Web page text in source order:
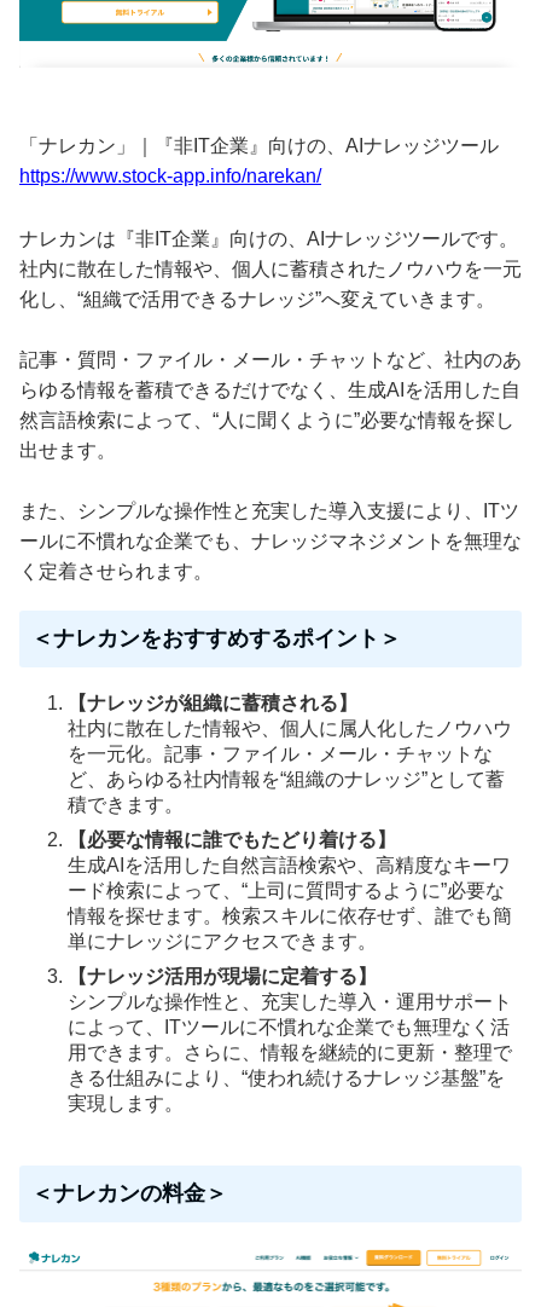
「ナレカン」｜『非IT企業』向けの、AIナレッジツール
https://www.stock-app.info/narekan/
ナレカンは『非IT企業』向けの、AIナレッジツールです。
社内に散在した情報や、個人に蓄積されたノウハウを一元
化し、“組織で活用できるナレッジ”へ変えていきます。
記事・質問・ファイル・メール・チャットなど、社内のあ
らゆる情報を蓄積できるだけでなく、生成AIを活用した自
然言語検索によって、“人に聞くように”必要な情報を探し
出せます。
また、シンプルな操作性と充実した導入支援により、ITツ
ールに不慣れな企業でも、ナレッジマネジメントを無理な
く定着させられます。
＜ナレカンをおすすめするポイント＞
【ナレッジが組織に蓄積される】
社内に散在した情報や、個人に属人化したノウハウ
を一元化。記事・ファイル・メール・チャットな
ど、あらゆる社内情報を“組織のナレッジ”として蓄
積できます。
【必要な情報に誰でもたどり着ける】
生成AIを活用した自然言語検索や、高精度なキーワ
ード検索によって、“上司に質問するように”必要な
情報を探せます。検索スキルに依存せず、誰でも簡
単にナレッジにアクセスできます。
【ナレッジ活用が現場に定着する】
シンプルな操作性と、充実した導入・運用サポート
によって、ITツールに不慣れな企業でも無理なく活
用できます。さらに、情報を継続的に更新・整理で
きる仕組みにより、“使われ続けるナレッジ基盤”を
実現します。
＜ナレカンの料金＞